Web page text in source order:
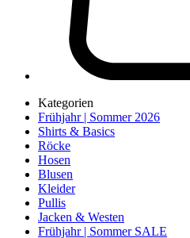
Kategorien
Frühjahr | Sommer 2026
Shirts & Basics
Röcke
Hosen
Blusen
Kleider
Pullis
Jacken & Westen
Frühjahr | Sommer SALE